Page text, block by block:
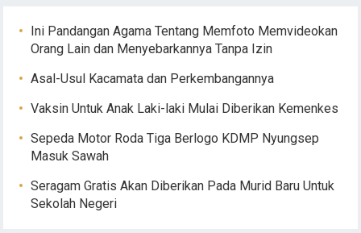
Ini Pandangan Agama Tentang Memfoto Memvideokan
Orang Lain dan Menyebarkannya Tanpa Izin
Asal-Usul Kacamata dan Perkembangannya
Vaksin Untuk Anak Laki-laki Mulai Diberikan Kemenkes
Sepeda Motor Roda Tiga Berlogo KDMP Nyungsep
Masuk Sawah
Seragam Gratis Akan Diberikan Pada Murid Baru Untuk
Sekolah Negeri